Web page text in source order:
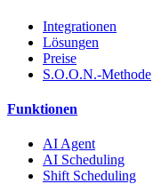
Integrationen
Lösungen
Preise
S.O.O.N.-Methode
Funktionen
AI Agent
AI Scheduling
Shift Scheduling